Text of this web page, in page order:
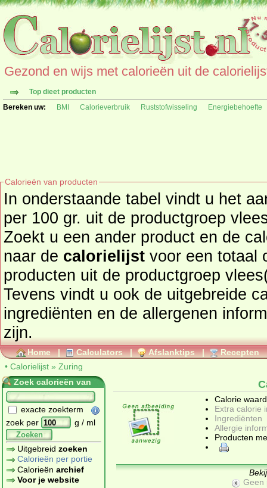
Gezond en wijs met calorieën uit de
Top dieet producten
Bereken uw:
BMI Calorieverbruik Ruststofwisseling Energiebehoefte
Calorieën van producten
In onderstaande tabel vindt u het
per 100 gr. uit de productgroep vlees(waren), vis, kip en ei.
Zoekt u een ander product en de calorieën
naar de calorielijst voor een totaal overzicht of bekijk alle
producten uit de productgroep
Tevens vindt u ook de uitgebreide
ingrediënten en de allergenen informatie als deze beschikbaar
zijn.
Home | Calculators | Afslanktips | Recepten
• Calorielijst » Zuring
Zoek calorieën van
exacte zoekterm
zoek per
g / ml
Zoeken
Uitgebreid zoeken
Calorieën per portie
Calorieën archief
Voor je website
Calorie
Extra calorie
Ingrediënten
Allergie
Producten
Geen